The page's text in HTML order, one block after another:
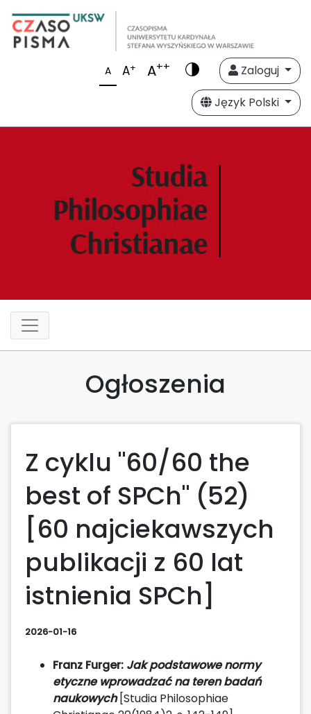
A A+ A++
Zaloguj
Język Polski
Ogłoszenia
Z cyklu "60/60 the
best of SPCh" (52)
[60 najciekawszych
publikacji z 60 lat
istnienia SPCh]
2026-01-16
Franz Furger: Jak podstawowe normy
etyczne wprowadzać na teren badań
naukowych[Studia Philosophiae